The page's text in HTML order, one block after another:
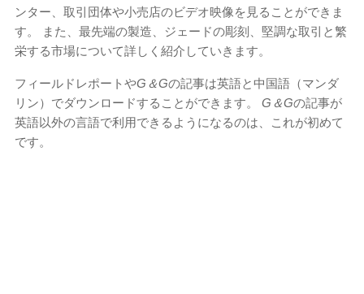
ンター、取引団体や小売店のビデオ映像を見ることができま
す。 また、最先端の製造、ジェードの彫刻、堅調な取引と繁
栄する市場について詳しく紹介していきます。
フィールドレポートやG＆Gの記事は英語と中国語（マンダ
リン）でダウンロードすることができます。 G＆Gの記事が
英語以外の言語で利用できるようになるのは、これが初めて
です。